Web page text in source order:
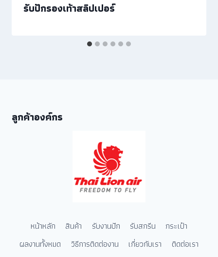
รับปักรองเท้าสลิปเปอร์
ลูกค้าองค์กร
หน้าหลัก สินค้า รับงานปัก รับสกรีน
กระเป๋า
ผลงานทั้งหมด
วิธีการติดต่องาน เกี่ยวกับเรา ติดต่อเรา